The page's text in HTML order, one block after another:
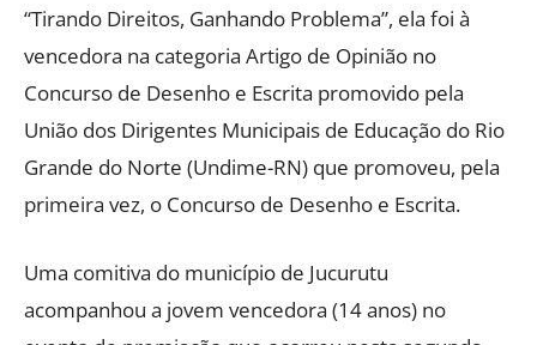
“Tirando Direitos, Ganhando Problema”, ela foi à
vencedora na categoria Artigo de Opinião no
Concurso de Desenho e Escrita promovido pela
União dos Dirigentes Municipais de Educação do Rio
Grande do Norte (Undime-RN) que promoveu, pela
primeira vez, o Concurso de Desenho e Escrita.
Uma comitiva do município de Jucurutu
acompanhou a jovem vencedora (14 anos) no